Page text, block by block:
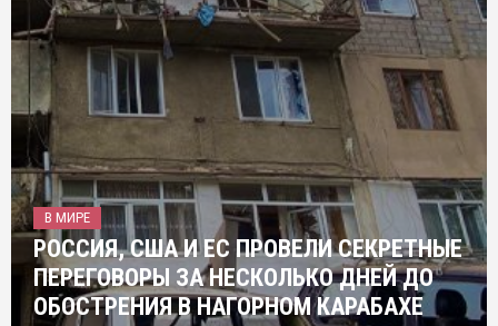
В МИРЕ
РОССИЯ, США И ЕС ПРОВЕЛИ СЕКРЕТНЫЕ
ПЕРЕГОВОРЫ ЗА НЕСКОЛЬКО ДНЕЙ ДО
ОБОСТРЕНИЯ В НАГОРНОМ КАРАБАХЕ